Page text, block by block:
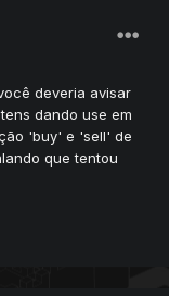
deveria avisar
dando use em
'buy' e 'sell' de
que tentou